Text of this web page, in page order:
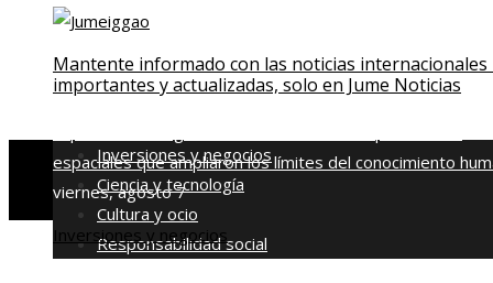
Humanidad y su importancia
la inversión productiva y reducir la fragmentación
en Bosnia y Herzegovina
La gran depresión de 1929 y su
espaciales que ampliaron los límites del conocimiento
viernes, agosto 7
Mantente informado con las noticias internacionales
importantes y actualizadas, solo en Jume Noticias
Inversiones y negocios
Ciencia y tecnología
Cultura y ocio
Responsabilidad social
Inversiones y negocios